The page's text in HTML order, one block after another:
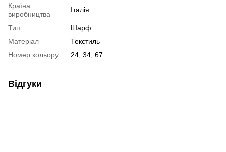
Країна
виробництва
Італія
Тип
Шарф
Матеріал
Текстиль
Номер кольору
24, 34, 67
Відгуки